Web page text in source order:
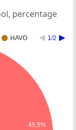
percentage
HAVO 1/2
45,5%